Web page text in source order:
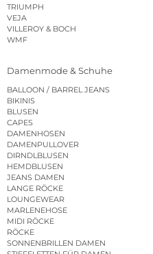
TRIUMPH
VEJA
VILLEROY & BOCH
WMF
Damenmode & Schuhe
BALLOON / BARREL JEANS
BIKINIS
BLUSEN
CAPES
DAMENHOSEN
DAMENPULLOVER
DIRNDLBLUSEN
HEMDBLUSEN
JEANS DAMEN
LANGE RÖCKE
LOUNGEWEAR
MARLENEHOSE
MIDI RÖCKE
RÖCKE
SONNENBRILLEN DAMEN